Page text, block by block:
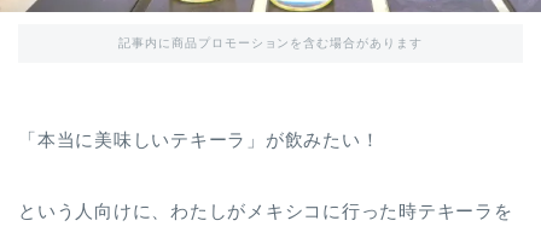
記事内に商品プロモーションを含む場合があります
「本当に美味しいテキーラ」が飲みたい！
という人向けに、わたしがメキシコに行った時テキーラを